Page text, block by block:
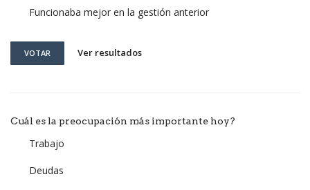
Funcionaba mejor en la gestión anterior
VOTAR Ver resultados
Cuál es la preocupación más importante hoy?
Trabajo
Deudas